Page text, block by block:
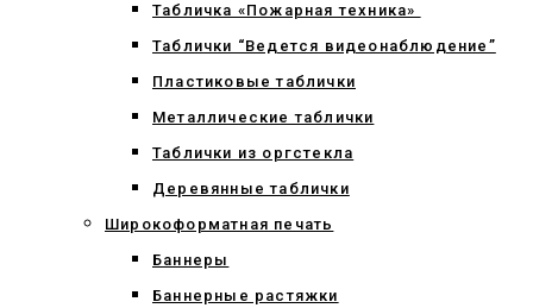
Табличка «Пожарная техника»
Таблички “Ведется видеонаблюдение”
Пластиковые таблички
Металлические таблички
Таблички из оргстекла
Деревянные таблички
Широкоформатная печать
Баннеры
Баннерные растяжки